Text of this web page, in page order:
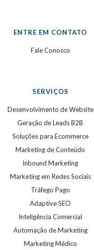
ENTRE EM CONTATO
Fale Conosco
SERVIÇOS
Desenvolvimento de Website
Geração de Leads B2B
Soluções para Ecommerce
Marketing de Conteúdo
Inbound Marketing
Marketing em Redes Sociais
Tráfego Pago
Adaptive SEO
Inteligência Comercial
Automação de Marketing
Marketing Médico